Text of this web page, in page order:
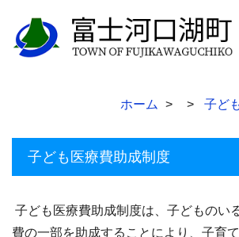
ホーム 子ど
子ども医療費助成制度
子ども医療費助成制度は、子どものい
費の一部を助成することにより、子育